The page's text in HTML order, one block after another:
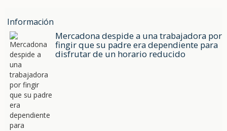
Información
Mercadona despide a una trabajadora por
fingir que su padre era dependiente para
disfrutar de un horario reducido